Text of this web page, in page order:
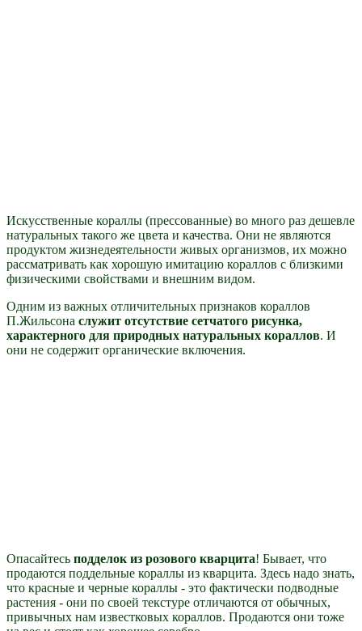
Искусственные кораллы (прессованные) во много раз дешевле
натуральных такого же цвета и качества. Они не являются
продуктом жизнедеятельности живых организмов, их можно
рассматривать как хорошую имитацию кораллов с близкими
физическими свойствами и внешним видом.
Одним из важных отличительных признаков кораллов
П.Жильсона служит отсутствие сетчатого рисунка,
характерного для природных натуральных кораллов. И
они не содержит органические включения.
Опасайтесь подделок из розового кварцита! Бывает, что
продаются поддельные кораллы из кварцита. Здесь надо знать,
что красные и черные кораллы - это фактически подводные
растения - они по своей текстуре отличаются от обычных,
привычных нам известковых кораллов. Продаются они тоже